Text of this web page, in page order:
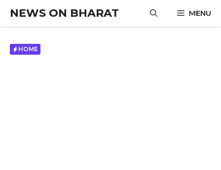
content
NEWS ON BHARAT MENU
HOME